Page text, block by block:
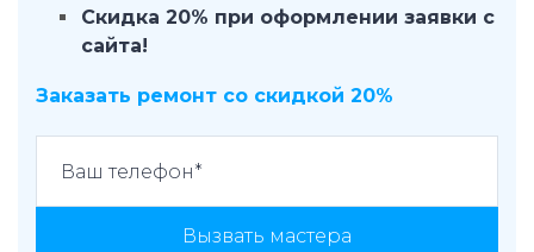
Скидка 20% при оформлении заявки с
сайта!
Заказать ремонт со скидкой 20%
Вызвать мастера